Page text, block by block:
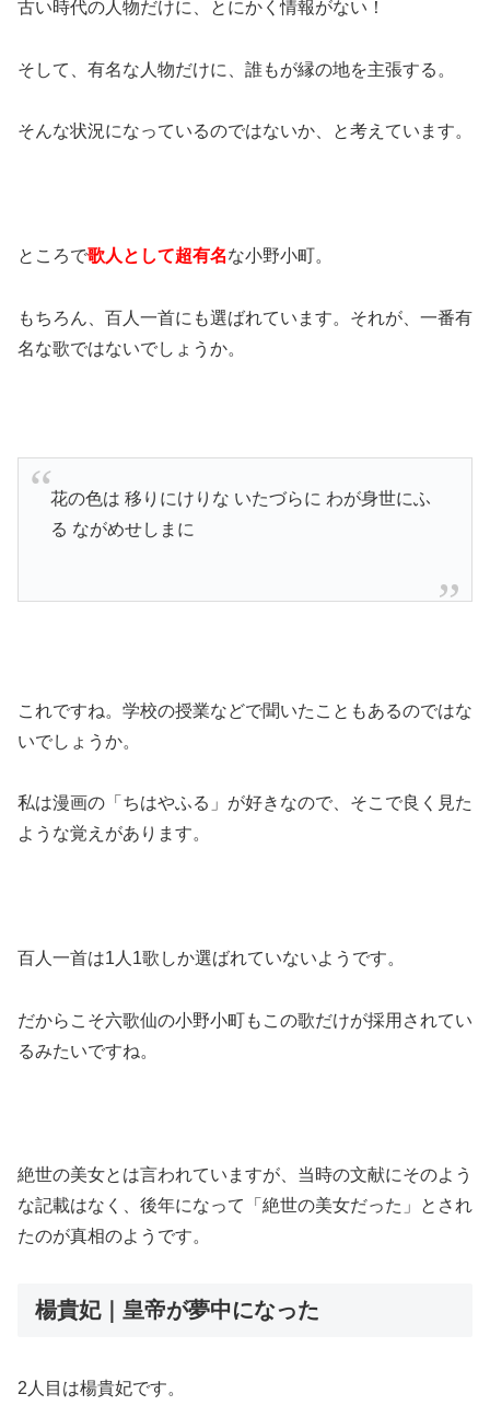
古い時代の人物だけに、とにかく情報がない！
そして、有名な人物だけに、誰もが縁の地を主張する。
そんな状況になっているのではないか、と考えています。
ところで歌人として超有名な小野小町。
もちろん、百人一首にも選ばれています。それが、一番有
名な歌ではないでしょうか。
花の色は 移りにけりな いたづらに わが身世にふ
る ながめせしまに
これですね。学校の授業などで聞いたこともあるのではな
いでしょうか。
私は漫画の「ちはやふる」が好きなので、そこで良く見た
ような覚えがあります。
百人一首は1人1歌しか選ばれていないようです。
だからこそ六歌仙の小野小町もこの歌だけが採用されてい
るみたいですね。
絶世の美女とは言われていますが、当時の文献にそのよう
な記載はなく、後年になって「絶世の美女だった」とされ
たのが真相のようです。
楊貴妃｜皇帝が夢中になった
2人目は楊貴妃です。